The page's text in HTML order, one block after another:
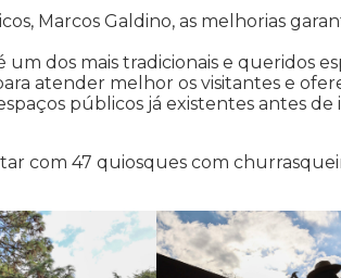
Marcos Galdino, as melhorias
dos mais tradicionais e queridos
atender melhor os visitantes e
públicos já existentes antes de
com 47 quiosques com